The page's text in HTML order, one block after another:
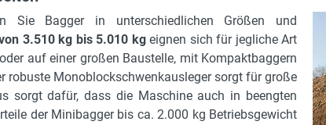
Bagger in unterschiedlichen Größen und
3.510 kg bis 5.010 kgeignen sich für jegliche Art
auf einer großen Baustelle, mit Kompaktbaggern
robuste Monoblockschwenkausleger sorgt für große
sorgt dafür, dass die Maschine auch in beengten
der Minibagger bis ca. 2.000 kg Betriebsgewicht